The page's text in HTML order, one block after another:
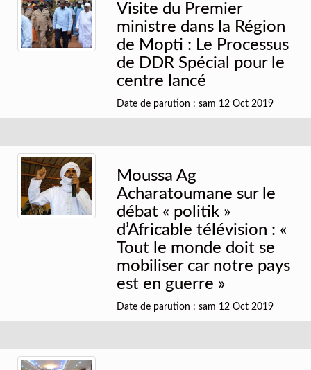
Visite du Premier
ministre dans la Région
de Mopti : Le Processus
de DDR Spécial pour le
centre lancé
Date de parution : sam 12 Oct 2019
Moussa Ag
Acharatoumane sur le
débat « politik »
d’Africable télévision : «
Tout le monde doit se
mobiliser car notre pays
est en guerre »
Date de parution : sam 12 Oct 2019